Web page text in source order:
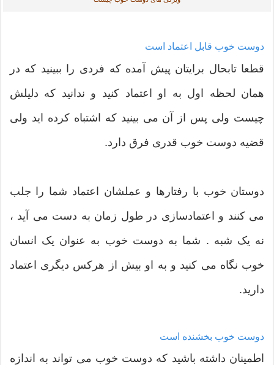
دوست خوب قابل اعتماد است
قطعا تابحال برایتان پیش آمده که فردی را ببینید که در
همان لحظه اول به او اعتماد کنید و ندانید که دلیلش
چیست ولی پس از آن می بینید که اشتباه کرده اید ولی
قضیه دوست خوب قدری فرق دارد.
دوستان خوب با رفتارها و عملشان اعتماد شما را جلب
می کنند و اعتمادسازی در طول زمان به دست می آید ،
نه یک شبه . شما به دوست خوب به عنوان یک انسان
خوب نگاه می کنید و به او بیش از هرکس دیگری اعتماد
دارید.
دوست خوب بخشنده است
اطمینان داشته باشید که دوست خوب می تواند به اندازه